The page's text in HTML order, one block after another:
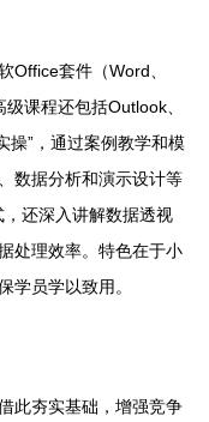
Office套件（Word、
课程还包括Outlook、
操”，通过案例教学和模
数据分析和演示设计等
还深入讲解数据透视
处理效率。特色在于小
学员学以致用。
此夯实基础，增强竞争